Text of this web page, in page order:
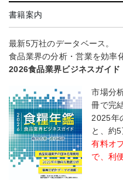
書籍案内
最新5万社のデータベース。
食品業界の分析・営業を効率
2026食品業界ビジネスガイド
市場分
冊で完結
2025年
と、約5
有料オ
で、利